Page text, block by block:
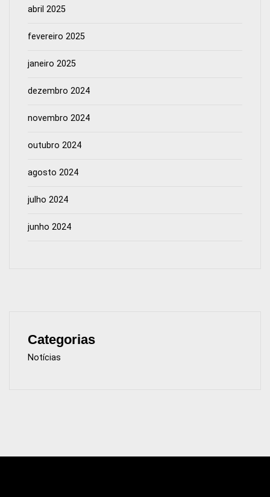
abril 2025
fevereiro 2025
janeiro 2025
dezembro 2024
novembro 2024
outubro 2024
agosto 2024
julho 2024
junho 2024
Categorias
Notícias